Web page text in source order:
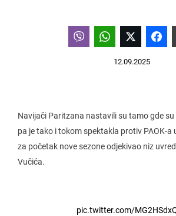
12.09.2025
Navijači Paritzana nastavili su tamo gde su
pa je tako i tokom spektakla protiv PAOK-a
za početak nove sezone odjekivao niz
Vučića.
pic.twitter.com/